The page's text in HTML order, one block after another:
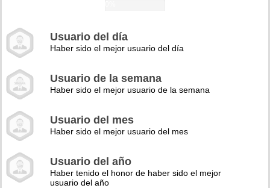
Usuario del día
Haber sido el mejor usuario del día
Usuario de la semana
Haber sido el mejor usuario de la semana
Usuario del mes
Haber sido el mejor usuario del mes
Usuario del año
Haber tenido el honor de haber sido el mejor
usuario del año